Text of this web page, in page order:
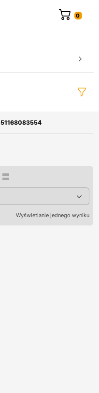
51168083554
Wyświetlanie jednego wyniku